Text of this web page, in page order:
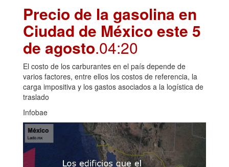
Precio de la gasolina en
Ciudad de México este 5
de agosto.04:20
El costo de los carburantes en el país depende de
varios factores, entre ellos los costos de referencia, la
carga impositiva y los gastos asociados a la logística de
traslado
Infobae